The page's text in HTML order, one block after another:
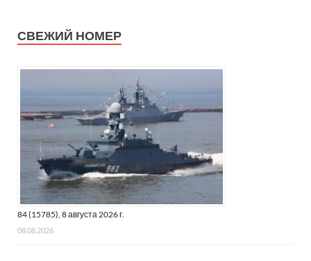
СВЕЖИЙ НОМЕР
84 (15785), 8 августа 2026 г.
08.08.2026